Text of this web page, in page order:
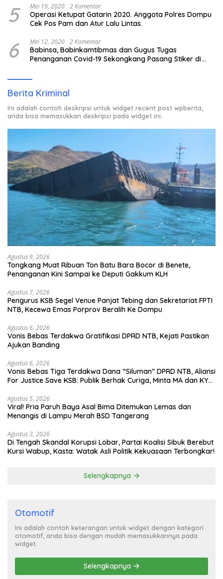
5 Mei 19, 2020 2 Komentar
Operasi Ketupat Gatarin 2020. Anggota Polres Dompu
Cek Pos Pam dan Atur Lalu Lintas.
6 Mei 12, 2020 2 Komentar
Babinsa, Babinkamtibmas dan Gugus Tugas
Penanganan Covid-19 Sekongkang Pasang Stiker di
Berita Kriminal
Ini adalah contoh deskripsi untuk widget recent post wpberita,
anda bisa memasukkan deskripsi pada widget ini.
Agustus 9, 2026
Tongkang Muat Ribuan Ton Batu Bara Bocor di Benete,
Penanganan Kini Sampai ke Deputi Gakkum KLH
Agustus 7, 2026
Pengurus KSB Segel Venue Panjat Tebing dan Sekretariat FPTI
NTB, Kecewa Emas Porprov Beralih Ke Dompu
Agustus 6, 2026
Vonis Bebas Terdakwa Gratifikasi DPRD NTB, Kejati Pastikan
Ajukan Banding
Agustus 6, 2026
Vonis Bebas Tiga Terdakwa Dana “Siluman” DPRD NTB, Aliansi
For Justice Save KSB: Publik Berhak Curiga, Minta MA dan KY
Agustus 5, 2026
Viral! Pria Paruh Baya Asal Bima Ditemukan Lemas dan
Menangis di Lampu Merah BSD Tangerang
Agustus 3, 2026
Di Tengah Skandal Korupsi Lobar, Partai Koalisi Sibuk Berebut
Kursi Wabup, Kasta: Watak Asli Politik Kekuasaan Terbongkar!
Selengkapnya
Otomotif
Ini adalah contoh keterangan untuk widget dengan kategori
otomotif, anda bisa dengan mudah memasukkannya pada
widget.
Selengkapnya